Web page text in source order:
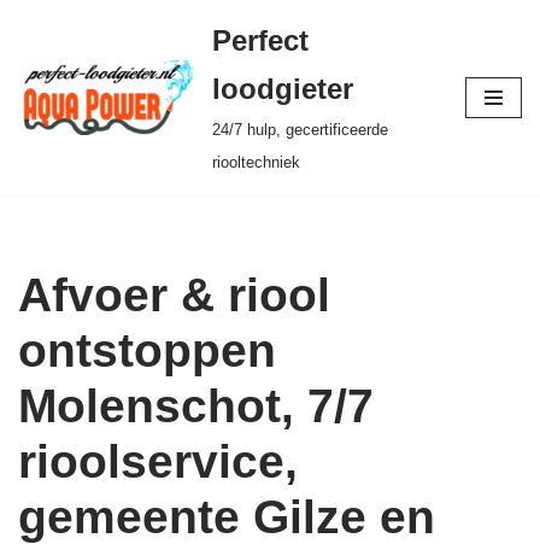
Ga
naar
de
Perfect
loodgieter
24/7 hulp, gecertificeerde
riooltechniek
Afvoer & riool
ontstoppen
Molenschot, 7/7
rioolservice,
gemeente Gilze en